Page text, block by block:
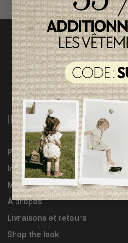
INFORMATIONS
Programme Loyauté
Influenceuses
Marques
À propos
Livraisons et retours
Shop the look